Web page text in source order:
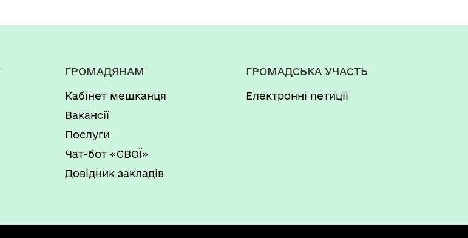
ГРОМАДЯНАМ
Кабінет мешканця
Вакансії
Послуги
Чат-бот «СВОЇ»
Довідник закладів
ГРОМАДСЬКА УЧАСТЬ
Електронні петиції